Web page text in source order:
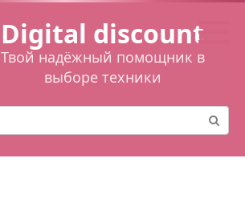
Digital discount
Твой надёжный помощник в
выборе техники